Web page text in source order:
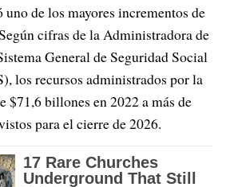
de los mayores incrementos de
cifras de la Administradora de
General de Seguridad Social
los recursos administrados por la
$71,6 billones en 2022 a más de
para el cierre de 2026.